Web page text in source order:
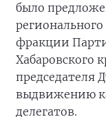
было
фракции
Хабаровского
председателя
выдвижению
делегатов.